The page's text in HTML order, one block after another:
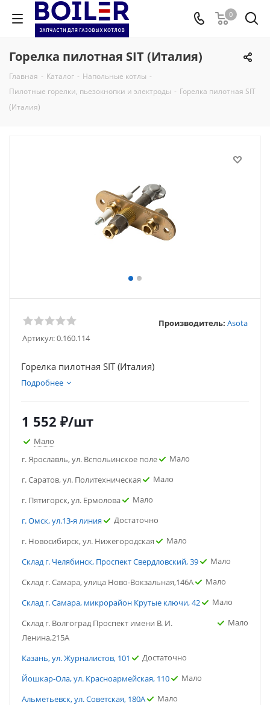
0
Горелка пилотная SIT (Италия)
Главная - Каталог - Напольные котлы -
Пилотные горелки, пьезокнопки и электроды - Горелка пилотная SIT
(Италия)
Артикул:0.160.114
Производитель: Asota
Горелка пилотная SIT (Италия)
Подробнее
1 552 ₽/шт
Мало
г. Ярославль, ул. Вспольинское поле
Мало
г. Саратов, ул. Политехническая
Мало
г. Пятигорск, ул. Ермолова
Мало
г. Омск, ул.13-я линия
Достаточно
г. Новосибирск, ул. Нижегородская
Мало
Склад г. Челябинск, Проспект Свердловский, 39
Мало
Склад г. Самара, улица Ново-Вокзальная,146А
Мало
Склад г. Самара, микрорайон Крутые ключи, 42
Мало
Склад г. Волгоград Проспект имени В. И.
Ленина,215А
Мало
Казань, ул. Журналистов, 101
Достаточно
Йошкар-Ола, ул. Красноармейская, 110
Мало
Альметьевск, ул. Советская, 180А
Мало